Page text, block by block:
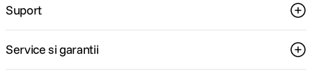
Suport
Service si garantii